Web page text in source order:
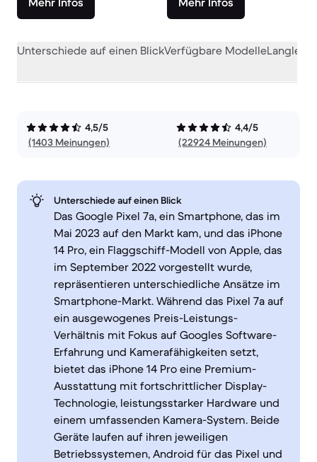
Unterschiede auf einen BlickVerfügbare Modelle
4,5/5
(1403 Meinungen)
4,4/5
(22924 Meinungen)
Unterschiede auf einen Blick
Das Google Pixel 7a, ein Smartphone, das im
Mai 2023 auf den Markt kam, und das iPhone
14 Pro, ein Flaggschiff-Modell von Apple, das
im September 2022 vorgestellt wurde,
repräsentieren unterschiedliche Ansätze im
Smartphone-Markt. Während das Pixel 7a auf
ein ausgewogenes Preis-Leistungs-
Verhältnis mit Fokus auf Googles Software-
Erfahrung und Kamerafähigkeiten setzt,
bietet das iPhone 14 Pro eine Premium-
Ausstattung mit fortschrittlicher Display-
Technologie, leistungsstarker Hardware und
einem umfassenden Kamera-System. Beide
Geräte laufen auf ihren jeweiligen
Betriebssystemen, Android für das Pixel und